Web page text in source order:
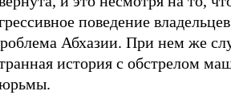
поведение
Абхазии. При нем же
история с обстрелом